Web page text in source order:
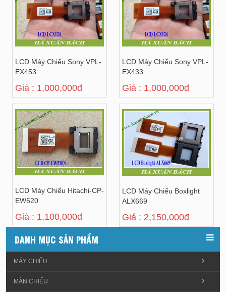
LCD Máy Chiếu Sony VPL-
EX453
Giá : 1,000,000đ
LCD Máy Chiếu Sony VPL-
EX433
Giá : 1,000,000đ
LCD Máy Chiếu Hitachi-CP-
EW520
Giá : 1,100,000đ
LCD Máy Chiếu Boxlight
ALX669
Giá : 2,150,000đ
DANH MỤC SẢN PHẨM
MÁY CHIẾU
MÀN CHIẾU